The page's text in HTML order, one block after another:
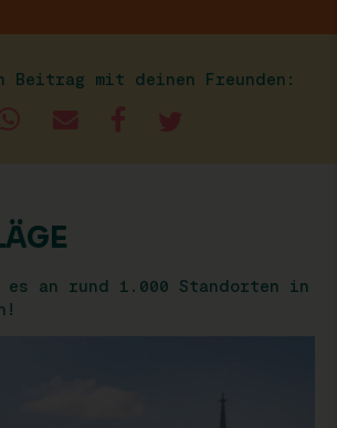
Beitrag mit deinen Freunden:
es an rund 1.000 Standorten in